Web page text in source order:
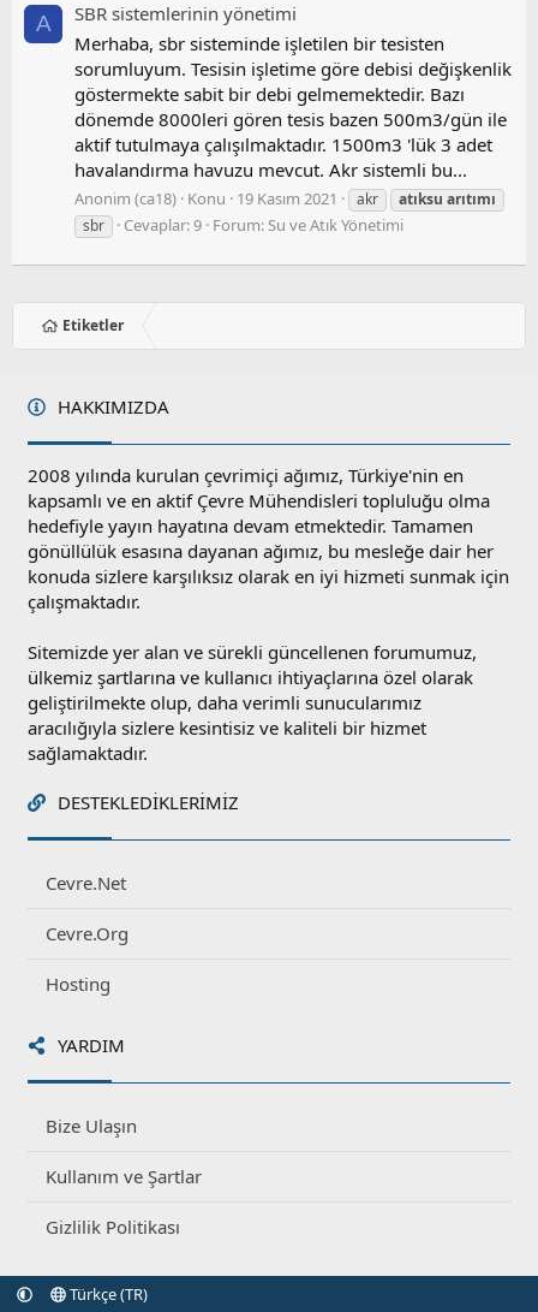
A
SBR sistemlerinin yönetimi
Merhaba, sbr sisteminde işletilen bir tesisten
sorumluyum. Tesisin işletime göre debisi değişkenlik
göstermekte sabit bir debi gelmemektedir. Bazı
dönemde 8000leri gören tesis bazen 500m3/gün ile
aktif tutulmaya çalışılmaktadır. 1500m3 'lük 3 adet
havalandırma havuzu mevcut. Akr sistemli bu...
Anonim (ca18) Konu 19 Kasım 2021 akr atıksu arıtımı
sbr
Cevaplar: 9 Forum:Su ve Atık Yönetimi
Etiketler
HAKKIMIZDA
2008 yılında kurulan çevrimiçi ağımız, Türkiye'nin en
kapsamlı ve en aktif Çevre Mühendisleri topluluğu olma
hedefiyle yayın hayatına devam etmektedir. Tamamen
gönüllülük esasına dayanan ağımız, bu mesleğe dair her
konuda sizlere karşılıksız olarak en iyi hizmeti sunmak için
çalışmaktadır.
Sitemizde yer alan ve sürekli güncellenen forumumuz,
ülkemiz şartlarına ve kullanıcı ihtiyaçlarına özel olarak
geliştirilmekte olup, daha verimli sunucularımız
aracılığıyla sizlere kesintisiz ve kaliteli bir hizmet
sağlamaktadır.
DESTEKLEDIKLERIMIZ
Cevre.Net
Cevre.Org
Hosting
YARDIM
Bize Ulaşın
Kullanım ve Şartlar
Gizlilik Politikası
Türkçe (TR)